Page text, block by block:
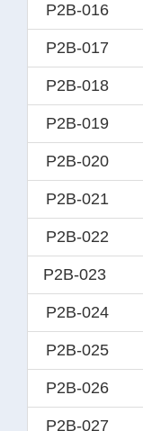
P2B-016
P2B-017
P2B-018
P2B-019
P2B-020
P2B-021
P2B-022
P2B-023
P2B-024
P2B-025
P2B-026
P2B-027